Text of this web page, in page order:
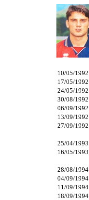
10/05/1992
17/05/1992
24/05/1992
30/08/1992
06/09/1992
13/09/1992
27/09/1992
25/04/1993
16/05/1993
28/08/1994
04/09/1994
11/09/1994
18/09/1994